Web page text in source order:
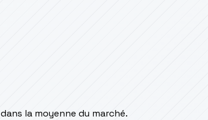
dans la moyenne du marché.